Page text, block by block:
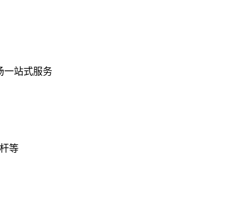
一站式服务
等